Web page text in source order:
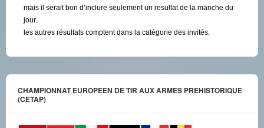
mais il serait bon d’inclure seulement un resultat de la manche du
jour.
les autres résultats comptent dans la catégorie des invités.
CHAMPIONNAT EUROPEEN DE TIR AUX ARMES PREHISTORIQUE
(CETAP)